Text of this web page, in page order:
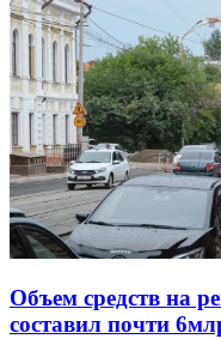
Объем средств на
составил почти